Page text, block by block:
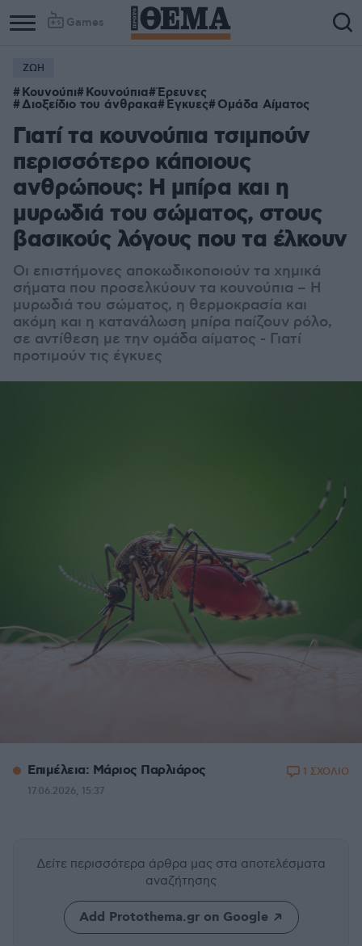
Games
Column
1
Column
2
ΖΩΗ
Κουνούπι Κουνούπια Έρευνες
Διοξείδιο του άνθρακα Εγκυες Ομάδα Αίματος
Γιατί τα κουνούπια τσιμπούν
περισσότερο κάποιους
ανθρώπους: Η μπίρα και η
μυρωδιά του σώματος, στους
βασικούς λόγους που τα έλκουν
Οι επιστήμονες αποκωδικοποιούν τα χημικά
σήματα που προσελκύουν τα κουνούπια – Η
μυρωδιά του σώματος, η θερμοκρασία και
ακόμη και η κατανάλωση μπίρα παίζουν ρόλο,
σε αντίθεση με την ομάδα αίματος - Γιατί
προτιμούν τις έγκυες
Επιμέλεια: Μάριος Παρλιάρος
17.06.2026, 15:37
1 ΣΧΟΛΙΟ
Δείτε περισσότερα άρθρα μας στα αποτελέσματα
αναζήτησης
Add Protothema.gr on Google